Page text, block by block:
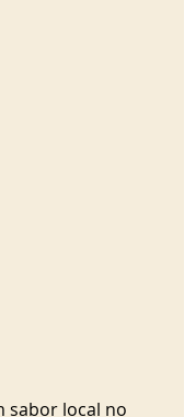
sabor local no